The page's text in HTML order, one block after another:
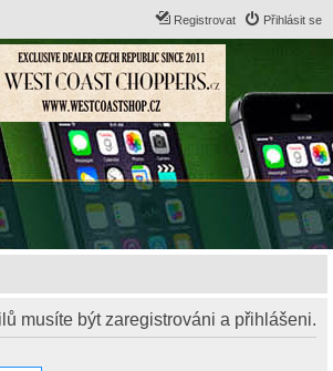
Přihlásit se
Registrovat
musíte být zaregistrováni a přihlášeni.